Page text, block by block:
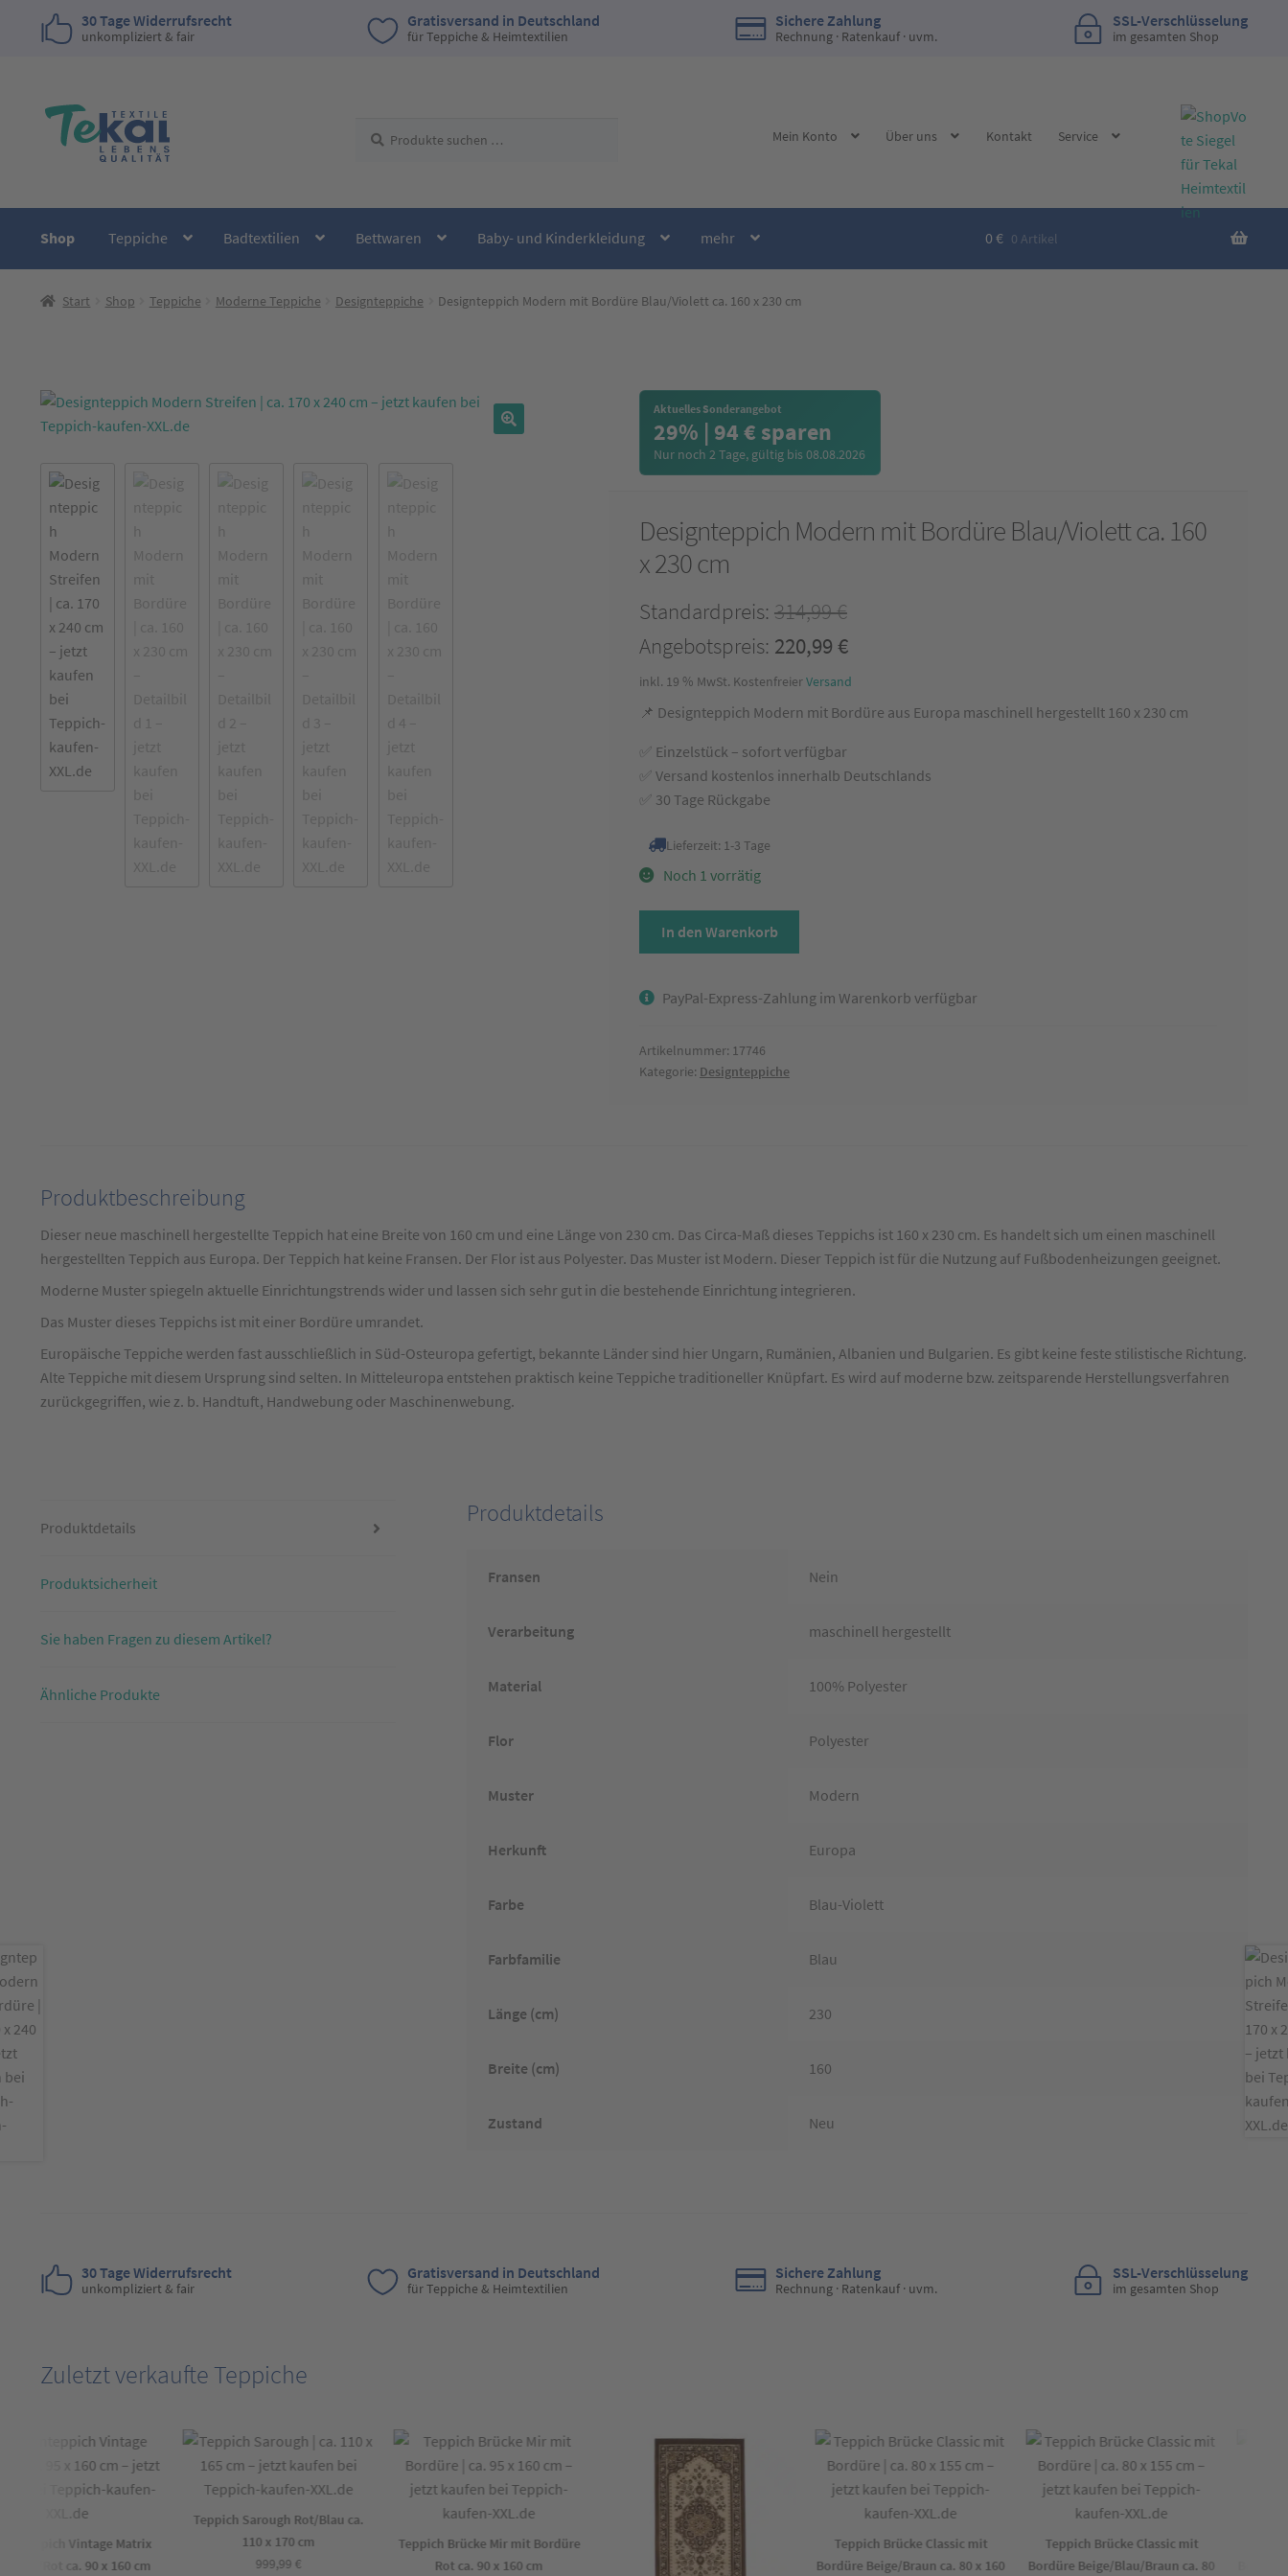
30 Tage Widerrufsrecht
unkompliziert & fair
Gratisversand in Deutschland
für Teppiche & Heimtextilien
Sichere Zahlung
Rechnung · Ratenkauf · uvm.
SSL-Verschlüsselung
im gesamten Shop
Zur
Navigation
Zum
Inhalt
nach:
Mein Konto Über uns Kontakt Service
Shop Teppiche Badtextilien Bettwaren Baby- und Kinderkleidung mehr 0€ 0 Artikel
Start Shop Teppiche Moderne Teppiche Designteppiche Designteppich Modern mit Bordüre Blau/Violett ca. 160 x 230 cm
Aktuelles Sonderangebot
29% | 94 € sparen
Nur noch 2 Tage, gültig bis 08.08.2026
Designteppich Modern mit Bordüre Blau/Violett ca. 160
x 230 cm
Standardpreis: 314,99€
Ursprünglicher
Preis
war:
314,99 €
Angebotspreis: 220,99 €Aktueller
Preis
ist:
inkl. 19 % MwSt. KostenfreierVersand
📌 Designteppich Modern mit Bordüre aus Europa maschinell hergestellt 160 x 230 cm
✅ Einzelstück – sofort verfügbar
✅ Versand kostenlos innerhalb Deutschlands
✅ 30 Tage Rückgabe
Lieferzeit: 1-3 Tage
Noch 1 vorrätig
Bordüre
160
In den Warenkorb
PayPal-Express-Zahlung im Warenkorb verfügbar
Artikelnummer: 17746
Kategorie: Designteppiche
Produktbeschreibung
für
Designteppich
Modern
mit
Bordüre
Blau/Violett
ca.
160
Produktbeschreibung
Dieser neue maschinell hergestellte Teppich hat eine Breite von 160 cm und eine Länge von 230 cm. Das Circa-Maß dieses Teppichs ist 160 x 230 cm. Es handelt sich um einen maschinell
hergestellten Teppich aus Europa. Der Teppich hat keine Fransen. Der Flor ist aus Polyester. Das Muster ist Modern. Dieser Teppich ist für die Nutzung auf Fußbodenheizungen geeignet.
Moderne Muster spiegeln aktuelle Einrichtungstrends wider und lassen sich sehr gut in die bestehende Einrichtung integrieren.
Das Muster dieses Teppichs ist mit einer Bordüre umrandet.
Europäische Teppiche werden fast ausschließlich in Süd-Osteuropa gefertigt, bekannte Länder sind hier Ungarn, Rumänien, Albanien und Bulgarien. Es gibt keine feste stilistische Richtung.
Alte Teppiche mit diesem Ursprung sind selten. In Mitteleuropa entstehen praktisch keine Teppiche traditioneller Knüpfart. Es wird auf moderne bzw. zeitsparende Herstellungsverfahren
zurückgegriffen, wie z. b. Handtuft, Handwebung oder Maschinenwebung.
Produktdetails
Produktsicherheit
Sie haben Fragen zu diesem Artikel?
Ähnliche Produkte
Produktdetails
Fransen Nein
Verarbeitung maschinell hergestellt
Material 100% Polyester
Flor Polyester
Muster Modern
Herkunft Europa
Farbe Blau-Violett
Farbfamilie Blau
Länge (cm) 230
Breite (cm) 160
Zustand Neu
30 Tage Widerrufsrecht
unkompliziert & fair
Gratisversand in Deutschland
für Teppiche & Heimtextilien
Sichere Zahlung
Rechnung · Ratenkauf · uvm.
SSL-Verschlüsselung
im gesamten Shop
Zuletzt verkaufte Teppiche
Vintage Matrix
Rot ca. 90 x 160 cm
Teppich Sarough Rot/Blau ca.
110 x 170 cm
999,99€
Teppich Brücke Mir mit Bordüre
Rot ca. 90 x 160 cm
Teppich Brücke Classic mit
Bordüre Beige/Braun ca. 80 x 160
Teppich Brücke Classic mit
Bordüre Beige/Blau/Braun ca. 80